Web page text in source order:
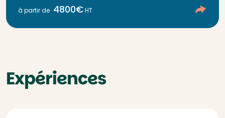
à partir de 4800€HT
Expériences